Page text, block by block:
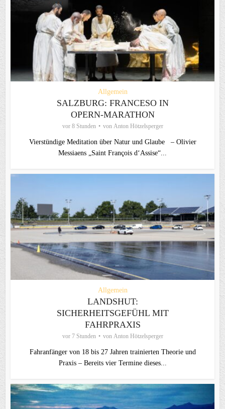
Allgemein
SALZBURG: FRANCESO IN
OPERN-MARATHON
vor 8 Stunden von Anton Hötzelsperger
Vierstündige Meditation über Natur und Glaube – Olivier
Messiaens „Saint François d‘Assise“...
Allgemein
LANDSHUT:
SICHERHEITSGEFÜHL MIT
FAHRPRAXIS
vor 7 Stunden von Anton Hötzelsperger
Fahranfänger von 18 bis 27 Jahren trainierten Theorie und
Praxis – Bereits vier Termine dieses...